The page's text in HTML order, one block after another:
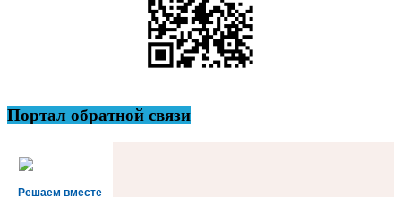
Портал обратной связи
Решаем вместе